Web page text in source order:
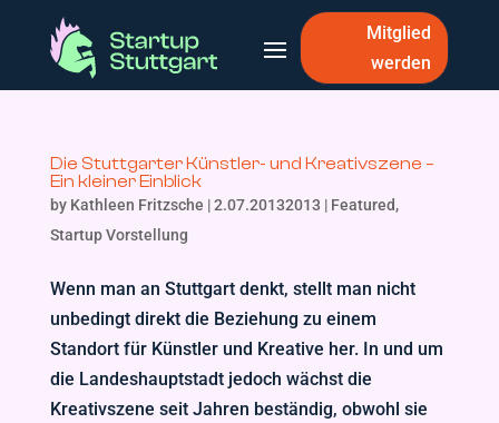
Mitglied
werden
Die Stuttgarter Künstler- und Kreativszene –
Ein kleiner Einblick
by Kathleen Fritzsche |2.07.20132013 | Featured,
Startup Vorstellung
Wenn man an Stuttgart denkt, stellt man nicht
unbedingt direkt die Beziehung zu einem
Standort für Künstler und Kreative her. In und um
die Landeshauptstadt jedoch wächst die
Kreativszene seit Jahren beständig, obwohl sie